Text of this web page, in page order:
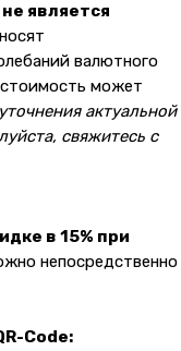
является
валютного
может
актуальной
свяжитесь с
в 15% при
непосредственно
Code: